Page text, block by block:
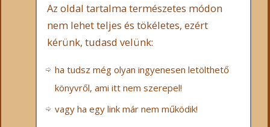
Az oldal tartalma természetes módon
nem lehet teljes és tökéletes, ezért
kérünk, tudasd velünk:
ha tudsz még olyan ingyenesen letölthető
könyvről, ami itt nem szerepel!
vagy ha egy link már nem működik!